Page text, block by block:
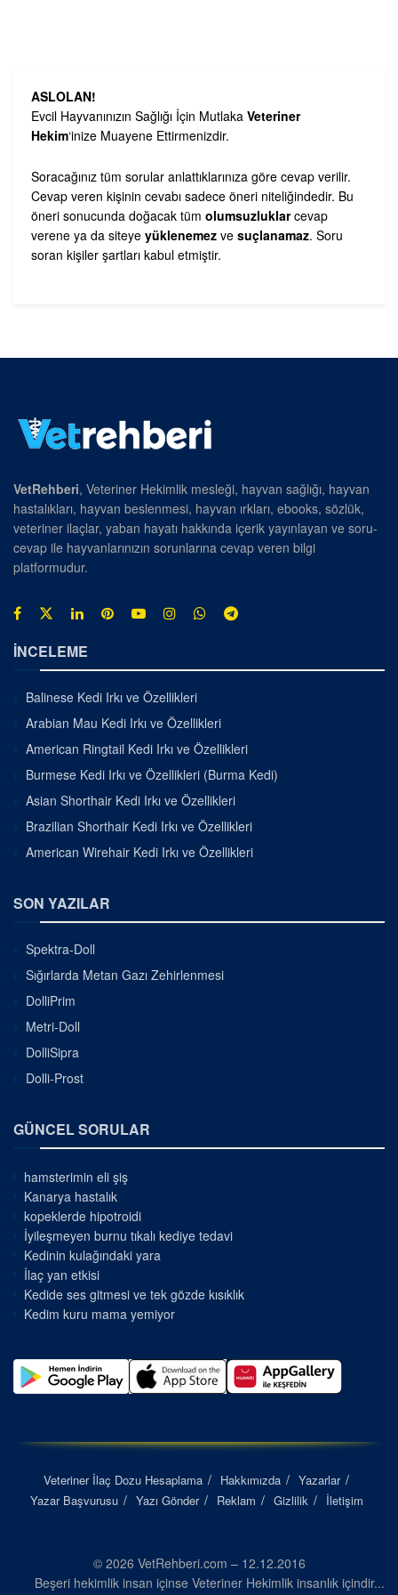
ASLOLAN!
Evcil Hayvanınızın Sağlığı İçin Mutlaka Veteriner
Hekim‘inize Muayene Ettirmenizdir.
Soracağınız tüm sorular anlattıklarınıza göre cevap verilir.
Cevap veren kişinin cevabı sadece öneri niteliğindedir. Bu
öneri sonucunda doğacak tüm olumsuzluklarcevap
verene ya da siteye yüklenemez ve suçlanamaz. Soru
soran kişiler şartları kabul etmiştir.
VetRehberi, Veteriner Hekimlik mesleği, hayvan sağlığı, hayvan
hastalıkları, hayvan beslenmesi, hayvan ırkları, ebooks, sözlük,
veteriner ilaçlar, yaban hayatı hakkında içerik yayınlayan ve soru-
cevap ile hayvanlarınızın sorunlarına cevap veren bilgi
platformudur.
İNCELEME
Balinese Kedi Irkı ve Özellikleri
Arabian Mau Kedi Irkı ve Özellikleri
American Ringtail Kedi Irkı ve Özellikleri
Burmese Kedi Irkı ve Özellikleri (Burma Kedi)
Asian Shorthair Kedi Irkı ve Özellikleri
Brazilian Shorthair Kedi Irkı ve Özellikleri
American Wirehair Kedi Irkı ve Özellikleri
SON YAZILAR
Spektra-Doll
Sığırlarda Metan Gazı Zehirlenmesi
DolliPrim
Metri-Doll
DolliSipra
Dolli-Prost
GÜNCEL SORULAR
hamsterimin eli şiş
Kanarya hastalık
kopeklerde hipotroidi
İyileşmeyen burnu tıkalı kediye tedavi
Kedinin kulağındaki yara
İlaç yan etkisi
Kedide ses gitmesi ve tek gözde kısıklık
Kedim kuru mama yemiyor
Veteriner İlaç Dozu Hesaplama Hakkımızda
Yazarlar
Yazar Başvurusu
Yazı Gönder Reklam Gizlilik İletişim
© 2026 VetRehberi.com – 12.12.2016
Beşeri hekimlik insan içinse Veteriner Hekimlik insanlık içindir...